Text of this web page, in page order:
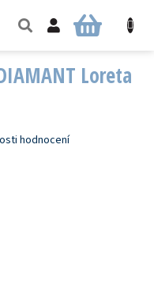
NÁKUPNÍ
Loreta
hodnocení